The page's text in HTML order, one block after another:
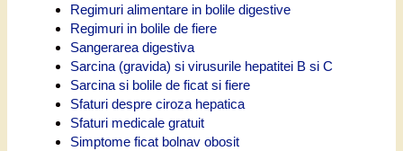
Regimuri alimentare in bolile digestive
Regimuri in bolile de fiere
Sangerarea digestiva
Sarcina (gravida) si virusurile hepatitei B si C
Sarcina si bolile de ficat si fiere
Sfaturi despre ciroza hepatica
Sfaturi medicale gratuit
Simptome ficat bolnav obosit